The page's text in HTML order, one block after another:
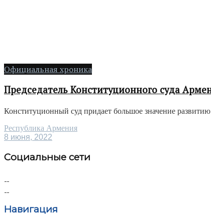
Официальная хроника
Председатель Конституционного суда
Конституционный суд придает большое значение
Республика Армения
8 июня, 2022
Социальные сети
Навигация